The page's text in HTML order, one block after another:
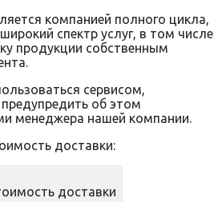
компанией полного цикла,
спектр услуг, в том числе
продукции собственным
сервисом,
об этом
менеджера нашей компании.
доставки:
доставки